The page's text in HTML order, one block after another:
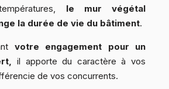
le mur végétal
la durée de vie du bâtiment.
votre engagement pour un
il apporte du caractère à vos
de vos concurrents.